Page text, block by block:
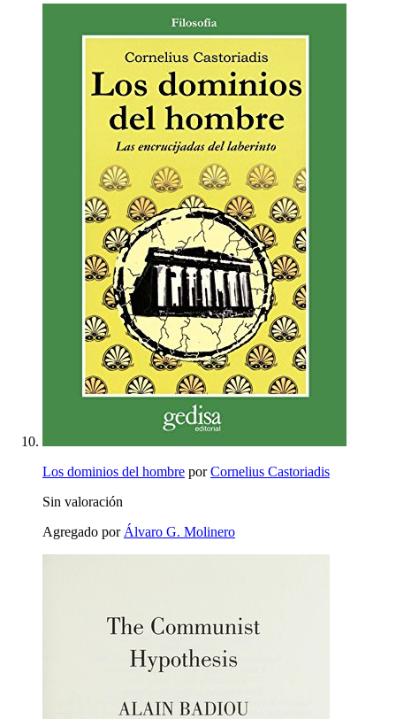
Los dominios del hombre porCornelius Castoriadis
Sin valoración
Agregado por Álvaro G. Molinero